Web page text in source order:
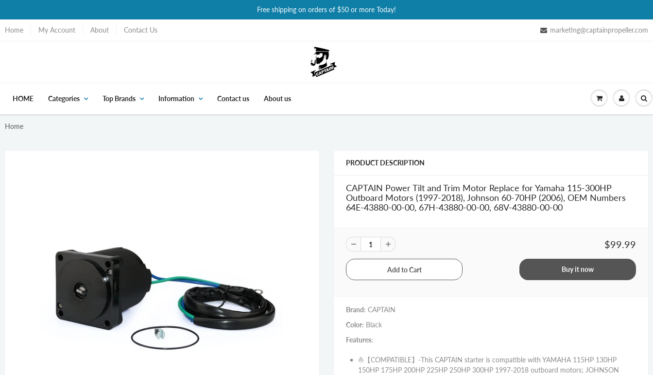
Free shipping on orders of $50 or more Today!
Home My Account About Contact Us marketing@captainpropeller.com
HOME Categories Top Brands Information Contact us About us
Home
PRODUCT DESCRIPTION
CAPTAIN Power Tilt and Trim Motor Replace for Yamaha 115-300HP
Outboard Motors (1997-2018), Johnson 60-70HP (2006), OEM Numbers
64E-43880-00-00, 67H-43880-00-00, 68V-43880-00-00
$99.99
Buy it now
Brand: CAPTAIN
Color: Black
Features:
⛵【COMPATIBLE】-This CAPTAIN starter is compatible with YAMAHA 115HP 130HP
150HP 175HP 200HP 225HP 250HP 300HP 1997-2018 outboard motors; JOHNSON